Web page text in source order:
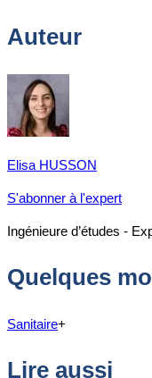
Auteur
Elisa HUSSON
S'abonner à l'expert
Ingénieure d’études -
Quelques
Sanitaire+
Lire aussi